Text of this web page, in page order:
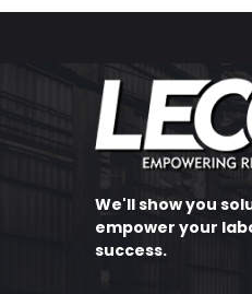
We'll show you
empower your
success.